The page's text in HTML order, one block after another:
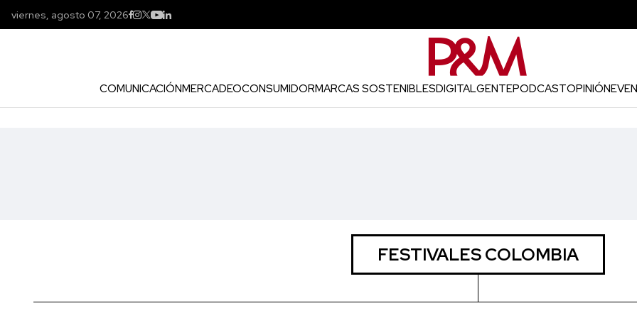
viernes, agosto 07, 2026
COMUNICACIÓNMERCADEOCONSUMIDORMARCAS SOSTENIBLESDIGITALGENTEPODCASTOPINIÓN
FESTIVALES COLOMBIA